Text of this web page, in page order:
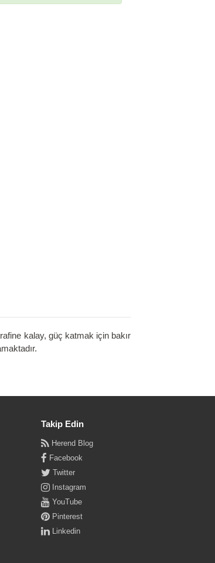
kalay, güç katmak için bakır
Takip Edin
Herend Blog
Facebook
Twitter
Instagram
YouTube
Pinterest
Linkedin